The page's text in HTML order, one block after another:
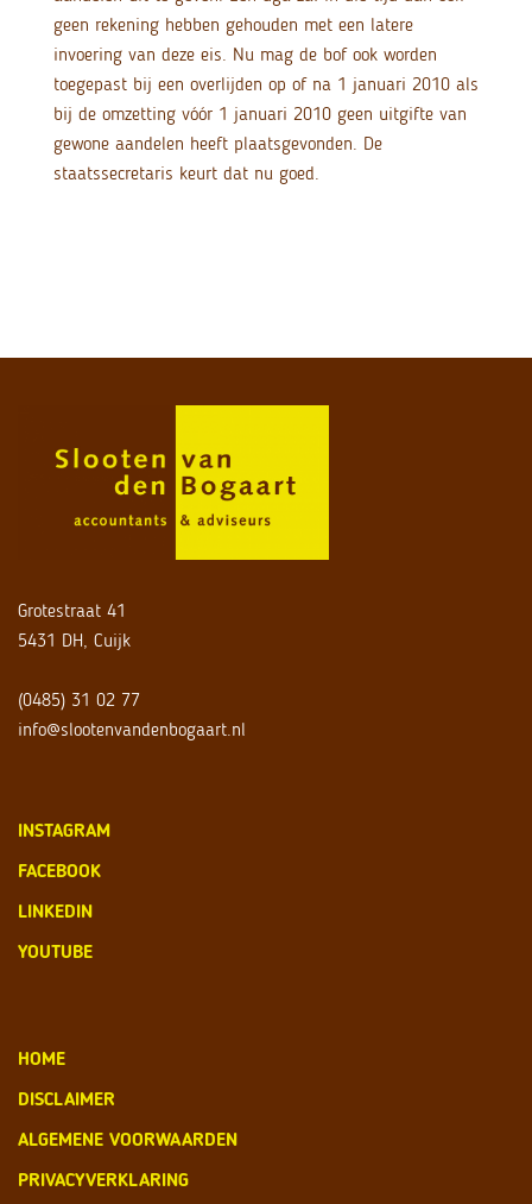
geen rekening hebben gehouden met een latere
invoering van deze eis. Nu mag de bof ook worden
toegepast bij een overlijden op of na 1 januari 2010 als
bij de omzetting vóór 1 januari 2010 geen uitgifte van
gewone aandelen heeft plaatsgevonden. De
staatssecretaris keurt dat nu goed.
Grotestraat 41
5431 DH, Cuijk
(0485) 31 02 77
info@slootenvandenbogaart.nl
INSTAGRAM
FACEBOOK
LINKEDIN
YOUTUBE
HOME
DISCLAIMER
ALGEMENE VOORWAARDEN
PRIVACYVERKLARING